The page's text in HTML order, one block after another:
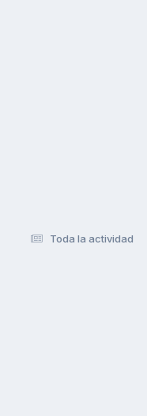
Toda la actividad